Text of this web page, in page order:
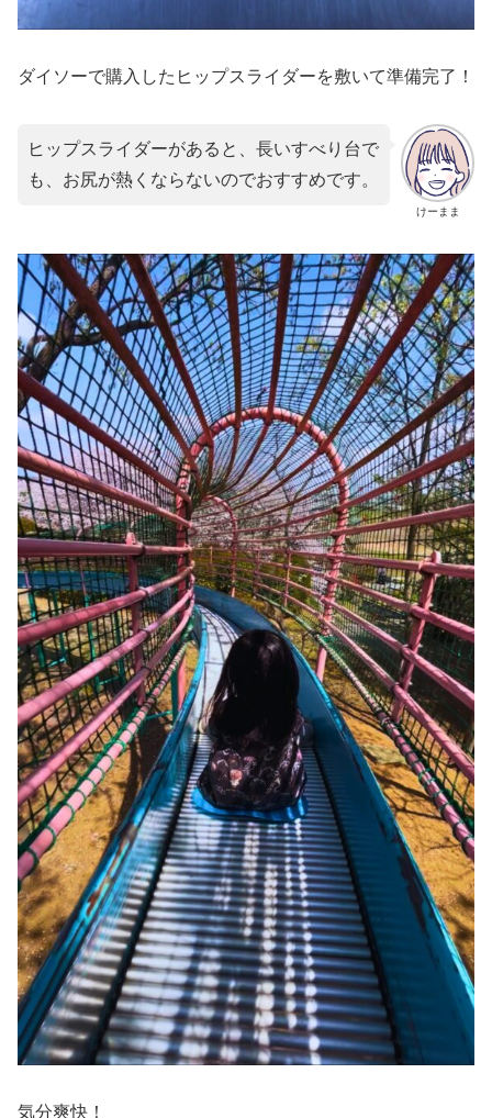
ダイソーで購入したヒップスライダーを敷いて準備完了！
けーまま
ヒップスライダーがあると、長いすべり台で
も、お尻が熱くならないのでおすすめです。
気分爽快！